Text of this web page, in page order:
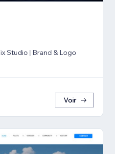
Studio | Brand & Logo
Voir